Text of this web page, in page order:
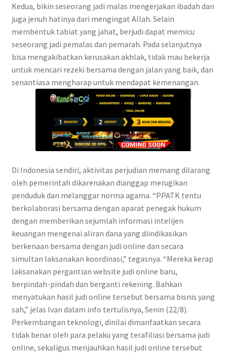
Kedua, bikin seseorang jadi malas mengerjakan ibadah dan
juga jenuh hatinya dari mengingat Allah. Selain
membentuk tabiat yang jahat, berjudi dapat memicu
seseorang jadi pemalas dan pemarah. Pada selanjutnya
bisa mengakibatkan kerusakan akhlak, tidak mau bekerja
untuk mencari rezeki bersama dengan jalan yang baik, dan
senantiasa mengharap untuk mendapat kemenangan.
Di Indonesia sendiri, aktivitas perjudian memang dilarang
oleh pemerintah dikarenakan dianggap merugikan
penduduk dan melanggar norma agama. “PPATK tentu
berkolaborasi bersama dengan aparat penegak hukum
dengan memberikan sejumlah informasi intelijen
keuangan mengenai aliran dana yang diindikasikan
berkenaan bersama dengan judi online dan secara
simultan laksanakan koordinasi,” tegasnya. “Mereka kerap
laksanakan pergantian website judi online baru,
berpindah-pindah dan berganti rekening. Bahkan
menyatukan hasil judi online tersebut bersama bisnis yang
sah,” jelas Ivan dalam info tertulisnya, Senin (22/8).
Perkembangan teknologi, dinilai dimanfaatkan secara
tidak benar oleh para pelaku yang terafiliasi bersama judi
online, sekaligus menjauhkan hasil judi online tersebut